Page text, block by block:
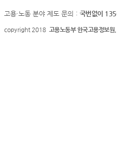
고용·노동 분야 제도 문의 : 국번없이
copyright 2018 고용노동부 한국고용정보원.